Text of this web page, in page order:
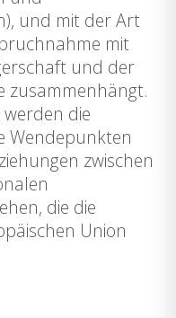
und mit der Art
mit
und der
zusammenhängt.
die
Wendepunkten
zwischen
die die
Union